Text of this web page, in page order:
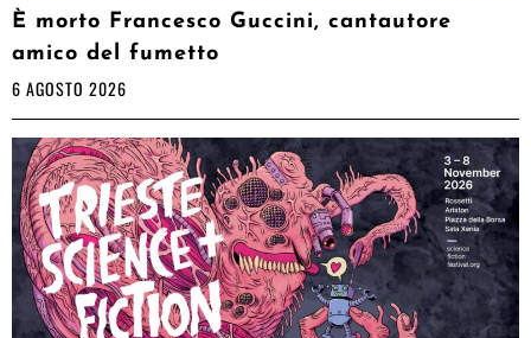
È morto Francesco Guccini, cantautore
amico del fumetto
6 AGOSTO 2026